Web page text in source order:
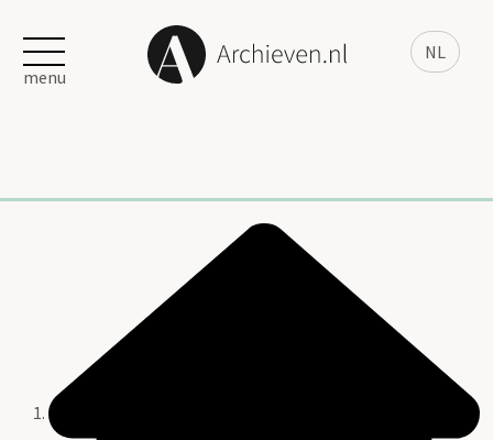
NL
menu